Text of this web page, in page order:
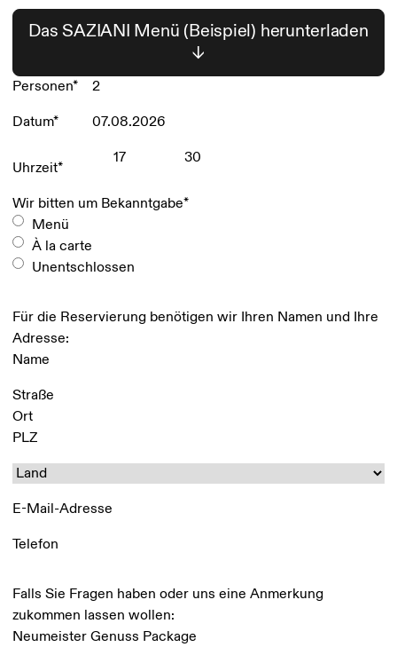
Das SAZIANI Menü (Beispiel) herunterladen
Personen*
Datum*
T
t
P
Uhrzeit*
H
M
Wir bitten um Bekanntgabe*
Menü
À la carte
Unentschlossen
Name*
Für die Reservierung benötigen wir Ihren Namen und Ihre
Adresse:
a
m
e
Anschrift
A
n
c
h
i
t
S
a
d
L
Z
Land*
E-Mail*
Telefon*
Anmerkungen
Falls Sie Fragen haben oder uns eine Anmerkung
zukommen lassen wollen: